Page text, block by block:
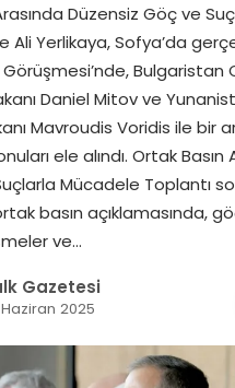
Düzensiz Göç ve
Ali Yerlikaya, Sofya’da
Bulgaristan
Daniel Mitov ve
Mavroudis Voridis ile bir
ele alındı. Ortak Basın
Mücadele Toplantı
basın açıklamasında,
ve…
Gazetesi
2025